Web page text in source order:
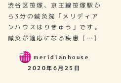
渋谷区笹塚、京王線笹塚駅か
ら3分の鍼灸院「メリディア
ンハウスはりきゅう」です。
鍼灸が適応になる疾患 […]
meridianhouse
2020年6月25日